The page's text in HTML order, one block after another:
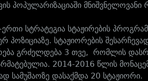
პოპულარიზაციაში მნიშვნელოვანი
სტრატეგია სტაჟირების
პოზიციაზე. სტაჟიორების
გრძელდება 3 თვე, რომლის
2014-2016 წლის
სამუშაოზე დასაქმდა 20 სტაჟიორი.